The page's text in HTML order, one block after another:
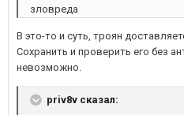
зловреда
В это-то и суть, троян
Сохранить и проверить его без
невозможно.
priv8v сказал: